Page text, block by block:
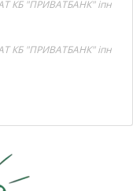
КБ "ПРИВАТБАНК" іпн
КБ "ПРИВАТБАНК" іпн